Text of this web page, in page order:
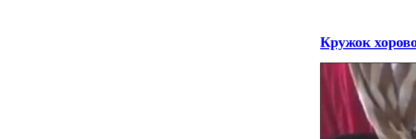
Кружок